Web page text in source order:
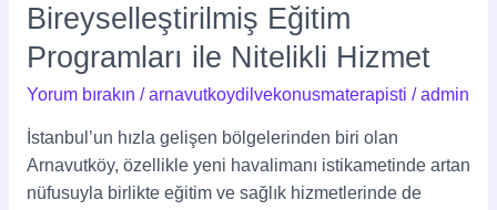
Bireyselleştirilmiş Eğitim
Programları ile Nitelikli Hizmet
Yorum bırakın /arnavutkoydilvekonusmaterapisti /admin
İstanbul’un hızla gelişen bölgelerinden biri olan
Arnavutköy, özellikle yeni havalimanı istikametinde artan
nüfusuyla birlikte eğitim ve sağlık hizmetlerinde de